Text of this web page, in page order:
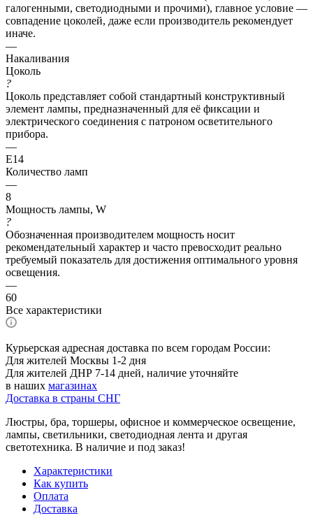
галогенными, светодиодными и прочими), главное условие —
совпадение цоколей, даже если производитель рекомендует
иначе.
—
Накаливания
Цоколь
?
Цоколь представляет собой стандартный конструктивный
элемент лампы, предназначенный для её фиксации и
электрического соединения с патроном осветительного
прибора.
—
E14
Количество ламп
—
8
Мощность лампы, W
?
Обозначенная производителем мощность носит
рекомендательный характер и часто превосходит реально
требуемый показатель для достижения оптимального уровня
освещения.
—
60
Все характеристики
Курьерская адресная доставка по всем городам России:
Для жителей Москвы 1-2 дня
Для жителей ДНР 7-14 дней, наличие уточняйте
в наших магазинах
Доставка в страны СНГ
Люстры, бра, торшеры, офисное и коммерческое освещение,
лампы, светильники, светодиодная лента и другая
светотехника. В наличие и под заказ!
Характеристики
Как купить
Оплата
Доставка